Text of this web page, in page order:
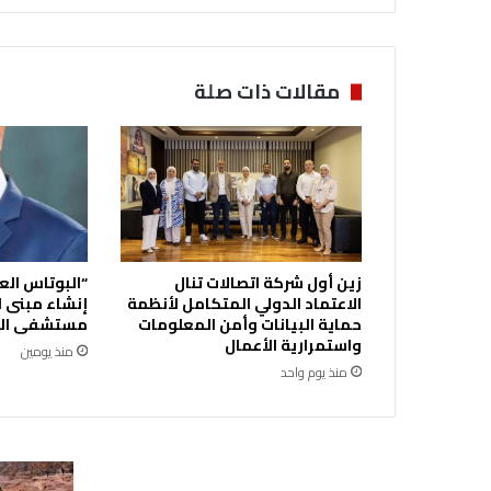
ء
ل
ى
خ
ط
ل
ي
ا
ه
خ
ل
ا
ا
مقالات ذات صلة
زين أول شركة اتصالات تنال
الاعتماد الدولي المتكامل لأنظمة
حماية البيانات وأمن المعلومات
واستمرارية الأعمال
منذ يوم واحد
“البوتاس
إنشاء مبنى
مستشفى
منذ يومين